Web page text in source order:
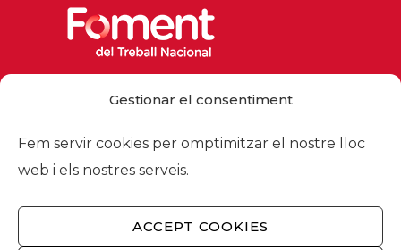
Gestionar el consentiment
Fem servir cookies per omptimitzar el nostre lloc
web i els nostres serveis.
ACCEPT COOKIES
foment@foment.com
© 2026 - Foment del Treball Nacional